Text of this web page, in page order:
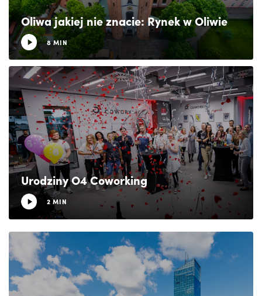
Oliwa jakiej nie znacie: Rynek w Oliwie
8 MIN
Urodziny O4 Coworking
2 MIN